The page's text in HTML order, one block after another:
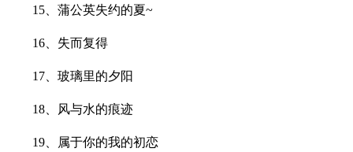
15、蒲公英失约的夏~
16、失而复得
17、玻璃里的夕阳
18、风与水的痕迹
19、属于你的我的初恋